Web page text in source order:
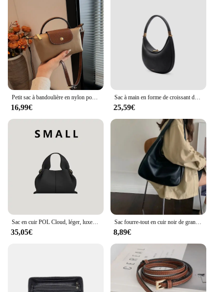
Petit sac à bandoulière en nylon pour femme, sac à main perfectionné, sac à bandoulière pour femme, poche étudiante, mode
16,99€
Sac à main en forme de croissant de luxe pour femme, sac à main en cuir, sac à main sous les bras, sac à main de créateur, série lune enrichie, sac hobo, sac à main à la mode, sac à main ouvert polyvalent, nouveau
25,59€
Sac en cuir POL Cloud, léger, luxe français, LiterECHpling, européen et américain, rétro, haut de gamme, portable, boîte à lunch, aisselle
35,05€
Sac fourre-tout en cuir noir de grande capacité pour femmes, sac à bandoulière simple polyvalent, à la mode et décontracté, nouveau
8,89€